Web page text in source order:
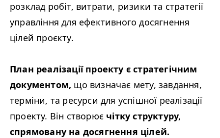
розклад робіт, витрати, ризики та стратегії
управління для ефективного досягнення
цілей проєкту.
План реалізаціїпроекту є стратегічним
документом, що визначає мету, завдання,
терміни, та ресурси для успішної реалізації
проекту. Він створює чітку структуру,
спрямовану на досягнення цілей.